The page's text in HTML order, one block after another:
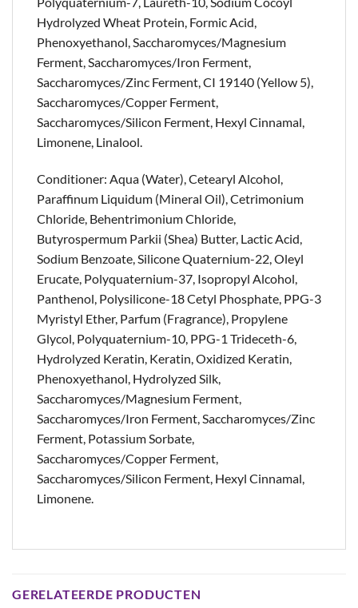
Hydrolyzed Wheat Protein, Formic Acid,
Phenoxyethanol, Saccharomyces/Magnesium
Ferment, Saccharomyces/Iron Ferment,
Saccharomyces/Zinc Ferment, CI 19140 (Yellow 5),
Saccharomyces/Copper Ferment,
Saccharomyces/Silicon Ferment, Hexyl Cinnamal,
Limonene, Linalool.
Conditioner: Aqua (Water), Cetearyl Alcohol,
Paraffinum Liquidum (Mineral Oil), Cetrimonium
Chloride, Behentrimonium Chloride,
Butyrospermum Parkii (Shea) Butter, Lactic Acid,
Sodium Benzoate, Silicone Quaternium-22, Oleyl
Erucate, Polyquaternium-37, Isopropyl Alcohol,
Panthenol, Polysilicone-18 Cetyl Phosphate, PPG-3
Myristyl Ether, Parfum (Fragrance), Propylene
Glycol, Polyquaternium-10, PPG-1 Trideceth-6,
Hydrolyzed Keratin, Keratin, Oxidized Keratin,
Phenoxyethanol, Hydrolyzed Silk,
Saccharomyces/Magnesium Ferment,
Saccharomyces/Iron Ferment, Saccharomyces/Zinc
Ferment, Potassium Sorbate,
Saccharomyces/Copper Ferment,
Saccharomyces/Silicon Ferment, Hexyl Cinnamal,
Limonene.
GERELATEERDE PRODUCTEN